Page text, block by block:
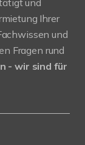
Ihrer
und
Fragen rund
- wir sind für